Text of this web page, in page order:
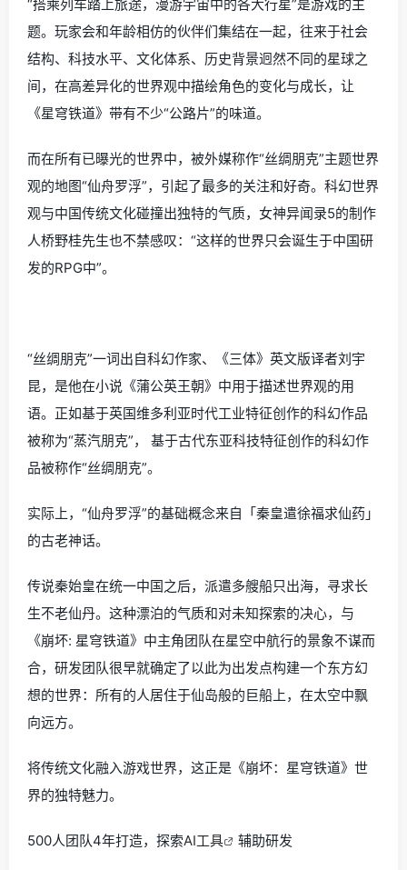
“搭乘列车踏上旅途，漫游宇宙中的各大行星”是游戏的主
题。玩家会和年龄相仿的伙伴们集结在一起，往来于社会
结构、科技水平、文化体系、历史背景迥然不同的星球之
间，在高差异化的世界观中描绘角色的变化与成长，让
《星穹铁道》带有不少“公路片”的味道。
而在所有已曝光的世界中，被外媒称作“丝绸朋克”主题世界
观的地图“仙舟罗浮”，引起了最多的关注和好奇。科幻世界
观与中国传统文化碰撞出独特的气质，女神异闻录5的制作
人桥野桂先生也不禁感叹：“这样的世界只会诞生于中国研
发的RPG中”。
“丝绸朋克”一词出自科幻作家、《三体》英文版译者刘宇
昆，是他在小说《蒲公英王朝》中用于描述世界观的用
语。正如基于英国维多利亚时代工业特征创作的科幻作品
被称为“蒸汽朋克”， 基于古代东亚科技特征创作的科幻作
品被称作“丝绸朋克”。
实际上，“仙舟罗浮”的基础概念来自「秦皇遣徐福求仙药」
的古老神话。
传说秦始皇在统一中国之后，派遣多艘船只出海，寻求长
生不老仙丹。这种漂泊的气质和对未知探索的决心，与
《崩坏: 星穹铁道》中主角团队在星空中航行的景象不谋而
合，研发团队很早就确定了以此为出发点构建一个东方幻
想的世界：所有的人居住于仙岛般的巨船上，在太空中飘
向远方。
将传统文化融入游戏世界，这正是《崩坏：星穹铁道》世
界的独特魅力。
500人团队4年打造，探索AI工具 辅助研发